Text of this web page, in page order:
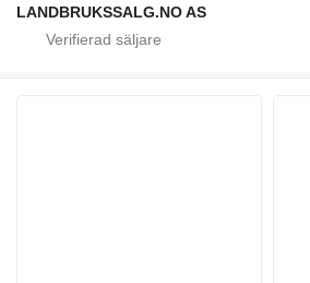
LANDBRUKSSALG.NO AS